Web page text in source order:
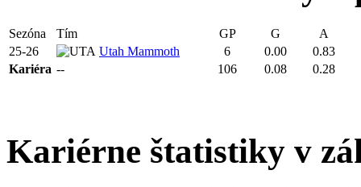
Sezóna Tím GP G
A
25-26
Utah Mammoth 6 0.00
0.83
Kariéra -- 106 0.08 0.28
Kariérne štatistiky v